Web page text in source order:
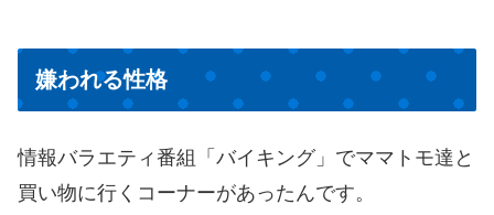
嫌われる性格
情報バラエティ番組「バイキング」でママトモ達と
買い物に行くコーナーがあったんです。